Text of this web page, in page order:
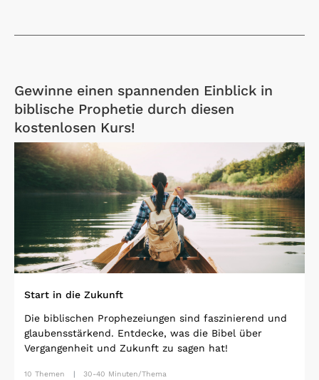
Gewinne einen spannenden Einblick in
biblische Prophetie durch diesen
kostenlosen Kurs!
Start in die Zukunft
Die biblischen Prophezeiungen sind faszinierend und
glaubensstärkend. Entdecke, was die Bibel über
Vergangenheit und Zukunft zu sagen hat!
10 Themen 30-40 Minuten/Thema
Open Link